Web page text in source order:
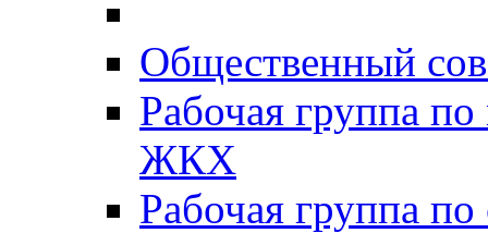
Общественный
Рабочая группа
ЖКХ
Рабочая группа